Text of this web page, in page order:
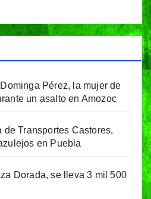
Pérez, la mujer de
un asalto en Amozoc
Transportes Castores,
en Puebla
Dorada, se lleva 3 mil 500